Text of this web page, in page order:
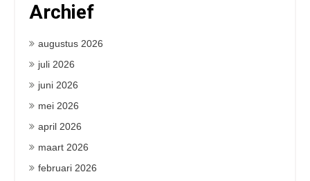
Archief
augustus 2026
juli 2026
juni 2026
mei 2026
april 2026
maart 2026
februari 2026